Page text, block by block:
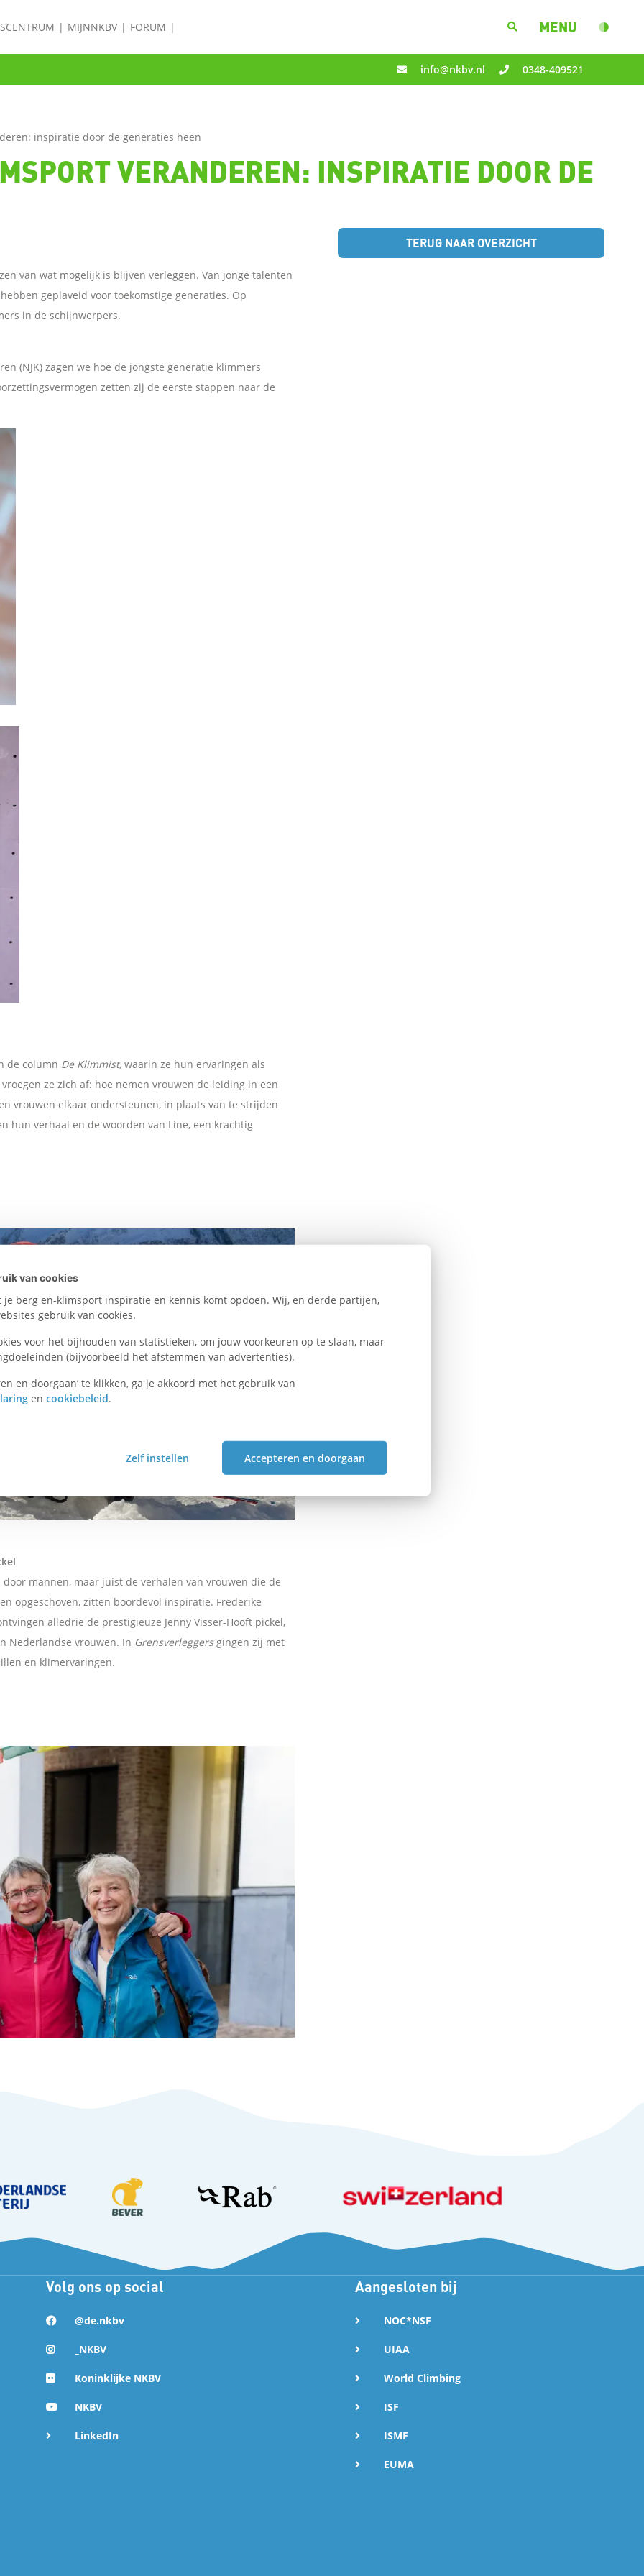
van cookies
je berg en-klimsport inspiratie en kennis komt opdoen. Wij, en derde partijen,
gebruik van cookies.
voor het bijhouden van statistieken, om jouw voorkeuren op te slaan, maar
(bijvoorbeeld het afstemmen van advertenties).
en doorgaan’ te klikken, ga je akkoord met het gebruik van
en cookiebeleid.
Zelf instellen Accepteren en doorgaan
MIJNNKBV FORUM MENU
info@nkbv.nl 0348-409521
inspiratie door de generaties heen
VERANDEREN: INSPIRATIE DOOR DE
van wat mogelijk is blijven verleggen. Van jonge talenten
geplaveid voor toekomstige generaties. Op
in de schijnwerpers.
(NJK) zagen we hoe de jongste generatie klimmers
zetten zij de eerste stappen naar de
de column De Klimmist, waarin ze hun ervaringen als
ze zich af: hoe nemen vrouwen de leiding in een
vrouwen elkaar ondersteunen, in plaats van te strijden
hun verhaal en de woorden van Line, een krachtig
mannen, maar juist de verhalen van vrouwen die de
opgeschoven, zitten boordevol inspiratie. Frederike
alledrie de prestigieuze Jenny Visser-Hooft pickel,
Nederlandse vrouwen. In Grensverleggersgingen zij met
en klimervaringen.
TERUG NAAR OVERZICHT
Volg ons op social
@de.nkbv
_NKBV
Koninklijke NKBV
NKBV
LinkedIn
Aangesloten bij
NOC*NSF
UIAA
World Climbing
ISF
ISMF
EUMA